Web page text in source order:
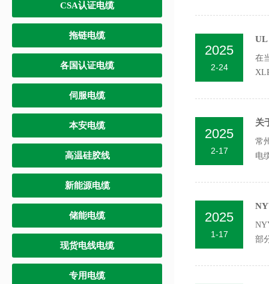
CSA认证电缆
拖链电缆
各国认证电缆
伺服电缆
本安电缆
高温硅胶线
新能源电缆
储能电缆
现货电线电缆
专用电缆
2025
2-24
UL
在
2025
2-17
关
常
电
2025
1-17
部